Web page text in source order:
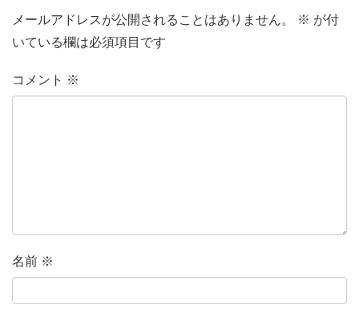
メールアドレスが公開されることはありません。 ※ が付
いている欄は必須項目です
コメント ※
名前 ※